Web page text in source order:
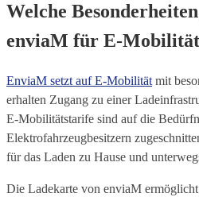
Welche
enviaM für E-
EnviaM setzt auf E-Mobilität mit
erhalten Zugang zu einer
E-Mobilitätstarife sind auf die
Elektrofahrzeugbesitzern
für das Laden zu Hause und
Die Ladekarte von enviaM